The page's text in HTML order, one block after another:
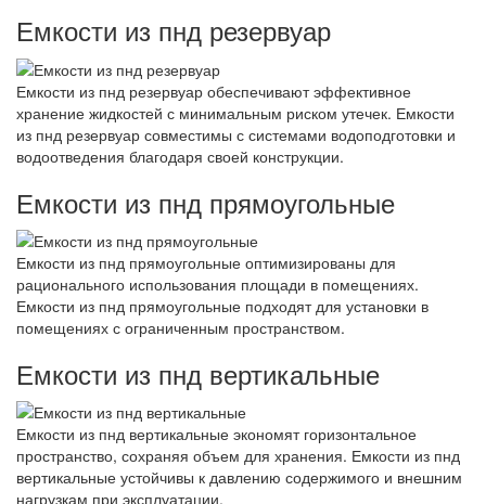
Емкости из пнд резервуар
Емкости из пнд резервуар обеспечивают эффективное
хранение жидкостей с минимальным риском утечек. Емкости
из пнд резервуар совместимы с системами водоподготовки и
водоотведения благодаря своей конструкции.
Емкости из пнд прямоугольные
Емкости из пнд прямоугольные оптимизированы для
рационального использования площади в помещениях.
Емкости из пнд прямоугольные подходят для установки в
помещениях с ограниченным пространством.
Емкости из пнд вертикальные
Емкости из пнд вертикальные экономят горизонтальное
пространство, сохраняя объем для хранения. Емкости из пнд
вертикальные устойчивы к давлению содержимого и внешним
нагрузкам при эксплуатации.